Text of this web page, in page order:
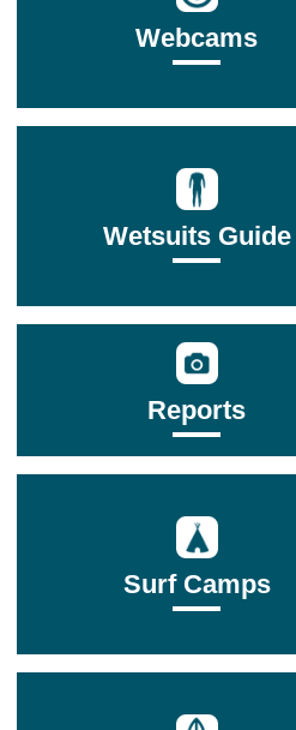
Webcams
Wetsuits Guide
Reports
Surf Camps